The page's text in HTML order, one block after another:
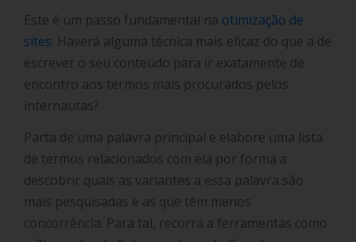
Este é um passo fundamental na otimização de
sites. Haverá alguma técnica mais eficaz do que a de
escrever o seu conteúdo para ir exatamente de
encontro aos termos mais procurados pelos
internautas?
Parta de uma palavra principal e elabore uma lista
de termos relacionados com ela por forma a
descobrir quais as variantes a essa palavra são
mais pesquisadas e as que têm menos
concorrência. Para tal, recorra a ferramentas como